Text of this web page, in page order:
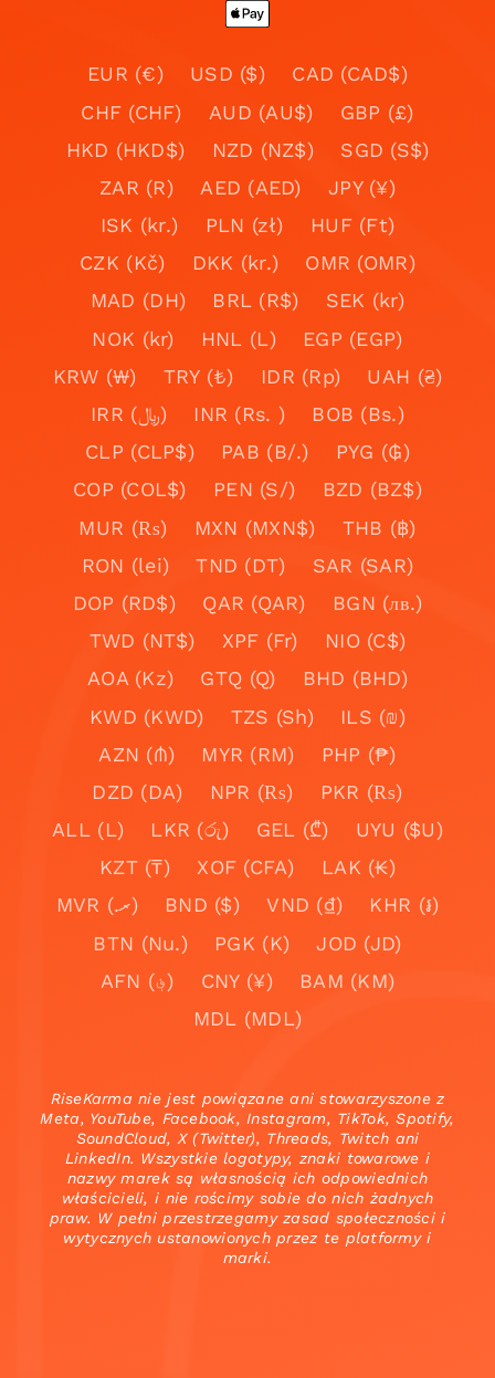
EUR (€) USD ($)
CAD (CAD$)
CHF (CHF)
AUD (AU$)
GBP (£)
HKD (HKD$)
NZD (NZ$)
SGD (S$)
ZAR (R)
AED (AED)
JPY (¥)
ISK (kr.)
PLN (zł)
HUF (Ft)
CZK (Kč)
DKK (kr.)
OMR (OMR)
MAD (DH)
BRL (R$)
SEK (kr)
NOK (kr)
HNL (L)
EGP (EGP)
KRW (₩)
TRY (₺) IDR (Rp)
UAH (₴)
IRR (﷼)
INR (Rs. )
BOB (Bs.)
CLP (CLP$)
PAB (B/.)
PYG (₲)
COP (COL$)
PEN (S/)
BZD (BZ$)
MUR (₨)
MXN (MXN$)
THB (฿)
RON (lei)
TND (DT)
SAR (SAR)
DOP (RD$)
QAR (QAR)
BGN (лв.)
TWD (NT$)
XPF (Fr)
NIO (C$)
AOA (Kz)
GTQ (Q)
BHD (BHD)
KWD (KWD)
TZS (Sh)
ILS (₪)
AZN (₼)
MYR (RM)
PHP (₱)
DZD (DA)
NPR (₨)
PKR (₨)
ALL (L)
LKR (රු) GEL (₾)
UYU ($U)
KZT (₸)
XOF (CFA)
LAK (₭)
MVR (.ރ)
BND ($) VND (₫)
KHR (៛)
BTN (Nu.)
PGK (K)
JOD (JD)
AFN (؋)
CNY (¥)
BAM (KM)
MDL (MDL)
RiseKarma nie jest powiązane ani stowarzyszone z
Meta, YouTube, Facebook, Instagram, TikTok, Spotify,
SoundCloud, X (Twitter), Threads, Twitch ani
LinkedIn. Wszystkie logotypy, znaki towarowe i
nazwy marek są własnością ich odpowiednich
właścicieli, i nie rościmy sobie do nich żadnych
praw. W pełni przestrzegamy zasad społeczności i
wytycznych ustanowionych przez te platformy i
marki.